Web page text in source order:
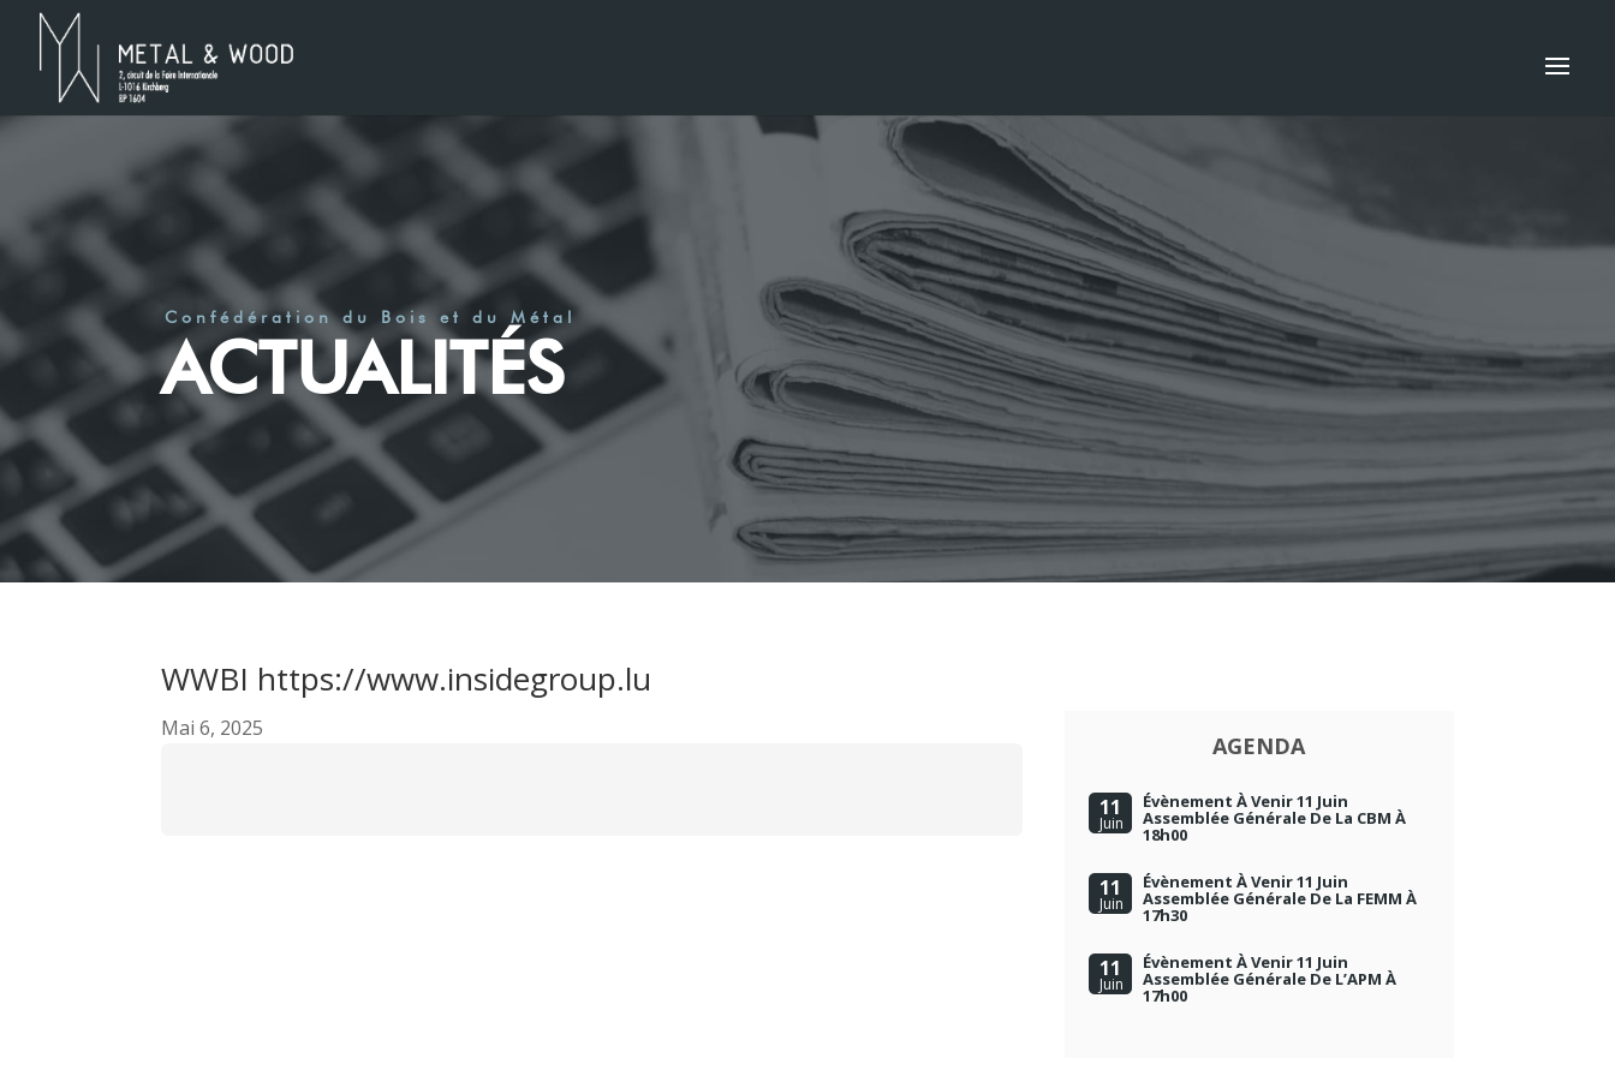
Confédération du Bois et du Métal
ACTUALITÉS
WWBI https://www.insidegroup.lu
Mai 6, 2025
AGENDA
11
Juin
Évènement À Venir 11 Juin
Assemblée Générale De La CBM À
18h00
11
Juin
Évènement À Venir 11 Juin
Assemblée Générale De La FEMM À
17h30
11
Juin
Évènement À Venir 11 Juin
Assemblée Générale De L’APM À
17h00